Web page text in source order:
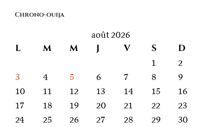
parle
Chrono-ouija
août 2026
L M M J V S D
1
2
3
4 5 6 7 8
9
10
11 12 13 14 15
16
17
18 19 20 21 22
23
24
25 26 27 28 29 30